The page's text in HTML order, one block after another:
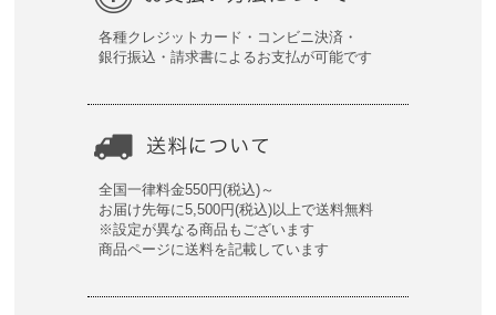
各種クレジットカード・コンビニ決済・
銀行振込・請求書によるお支払が可能です
全国一律料金550円(税込)～
お届け先毎に5,500円(税込)以上で送料無料
※設定が異なる商品もございます
商品ページに送料を記載しています